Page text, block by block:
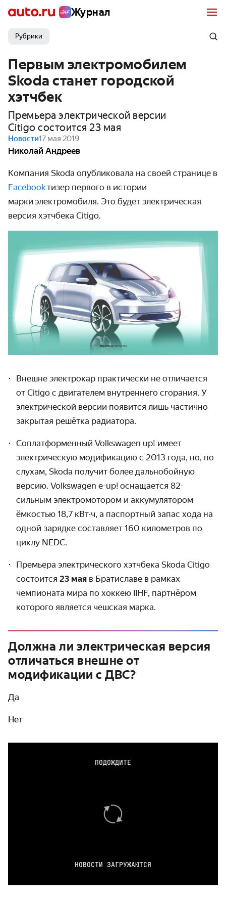
Журнал
Рубрики
Первым электромобилем
Skoda станет городской
хэтчбек
Премьера электрической версии
Citigo состоится 23 мая
Новости17 мая 2019
Николай Андреев
Компания Skoda опубликовала на своей странице в
Facebookтизер первого в истории
марки электромобиля. Это будет электрическая
версия хэтчбека Citigo.
Внешне электрокар практически не отличается
от Citigo с двигателем внутреннего сгорания. У
электрической версии появится лишь частично
закрытая решётка радиатора.
Соплатформенный Volkswagen up! имеет
электрическую модификацию с 2013 года, но, по
слухам, Skoda получит более дальнобойную
версию. Volkswagen e-up! оснащается 82-
сильным электромотором и аккумулятором
ёмкостью 18,7 кВт·ч, а паспортный запас хода на
одной зарядке составляет 160 километров по
циклу NEDC.
Премьера электрического хэтчбека Skoda Citigo
состоится 23 мая в Братиславе в рамках
чемпионата мира по хоккею IIHF, партнёром
которого является чешская марка.
Должна ли электрическая версия
отличаться внешне от
модификации с ДВС?
Да
Нет
ПОДОЖДИТЕ
НОВОСТИ ЗАГРУЖАЮТСЯ